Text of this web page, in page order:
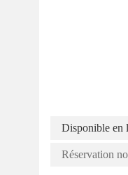
Disponible en
Réservation